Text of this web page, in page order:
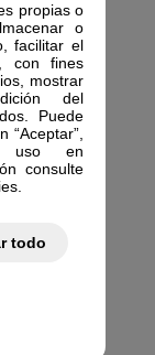
propias o
o
facilitar el
con fines
mostrar
del
Puede
uso en
consulte
todo
ROTURA